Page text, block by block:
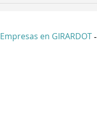
Empresas en GIRARDOT -